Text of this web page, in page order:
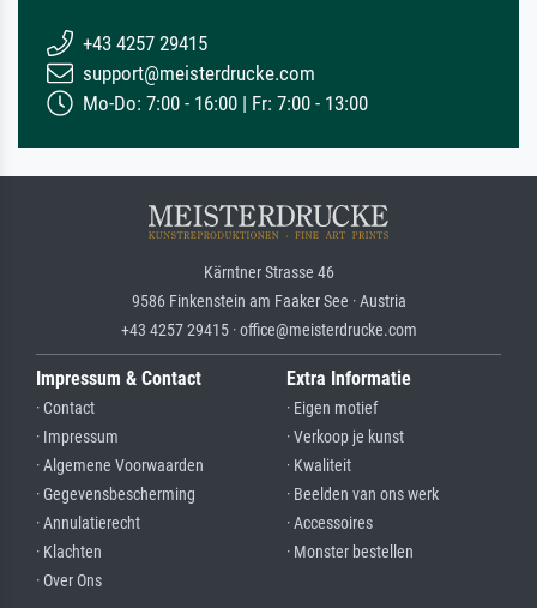
+43 4257 29415
support@meisterdrucke.com
Mo-Do: 7:00 - 16:00 | Fr: 7:00 - 13:00
Kärntner Strasse 46
9586 Finkenstein am Faaker See · Austria
+43 4257 29415 · office@meisterdrucke.com
Impressum & Contact
· Contact
· Impressum
· Algemene Voorwaarden
· Gegevensbescherming
· Annulatierecht
· Klachten
· Over Ons
Extra Informatie
· Eigen motief
· Verkoop je kunst
· Kwaliteit
· Beelden van ons werk
· Accessoires
· Monster bestellen